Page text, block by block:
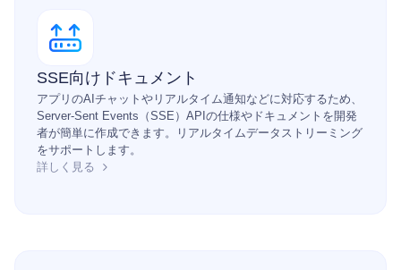
SSE向けドキュメント
アプリのAIチャットやリアルタイム通知などに対応するため、
Server-Sent Events（SSE）APIの仕様やドキュメントを開発
者が簡単に作成できます。リアルタイムデータストリーミング
をサポートします。
詳しく見る